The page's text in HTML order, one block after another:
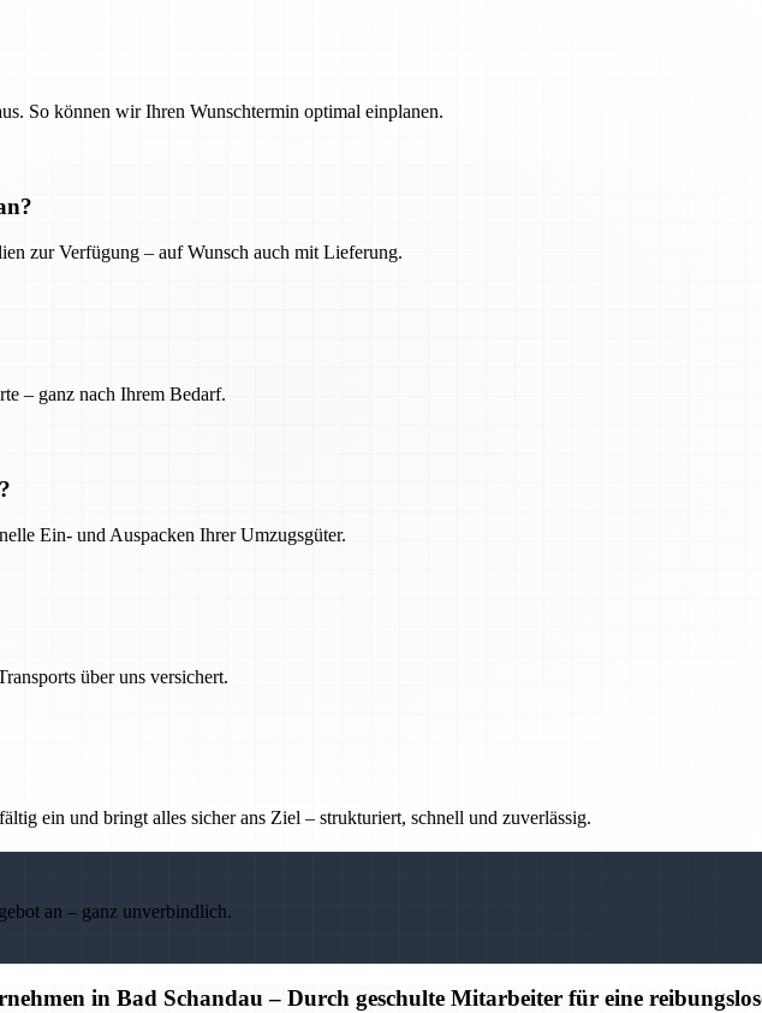
So können wir Ihren Wunschtermin optimal einplanen.
zur Verfügung – auf Wunsch auch mit Lieferung.
– ganz nach Ihrem Bedarf.
Ein- und Auspacken Ihrer Umzugsgüter.
über uns versichert.
ein und bringt alles sicher ans Ziel – strukturiert, schnell und zuverlässig.
an – ganz unverbindlich.
in Bad Schandau – Durch geschulte Mitarbeiter für eine